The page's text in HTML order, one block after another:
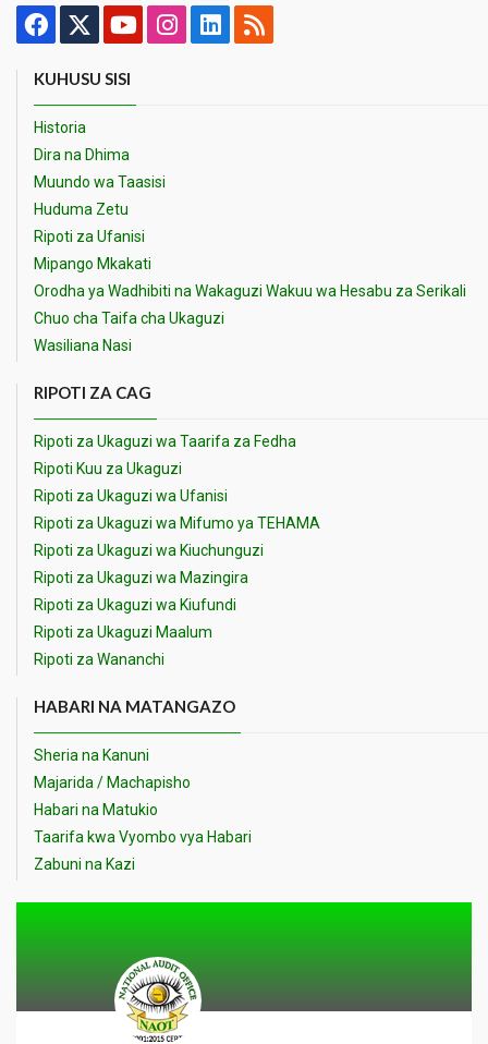
KUHUSU SISI
Historia
Dira na Dhima
Muundo wa Taasisi
Huduma Zetu
Ripoti za Ufanisi
Mipango Mkakati
Orodha ya Wadhibiti na Wakaguzi Wakuu wa Hesabu za Serikali
Chuo cha Taifa cha Ukaguzi
Wasiliana Nasi
RIPOTI ZA CAG
Ripoti za Ukaguzi wa Taarifa za Fedha
Ripoti Kuu za Ukaguzi
Ripoti za Ukaguzi wa Ufanisi
Ripoti za Ukaguzi wa Mifumo ya TEHAMA
Ripoti za Ukaguzi wa Kiuchunguzi
Ripoti za Ukaguzi wa Mazingira
Ripoti za Ukaguzi wa Kiufundi
Ripoti za Ukaguzi Maalum
Ripoti za Wananchi
HABARI NA MATANGAZO
Sheria na Kanuni
Majarida / Machapisho
Habari na Matukio
Taarifa kwa Vyombo vya Habari
Zabuni na Kazi